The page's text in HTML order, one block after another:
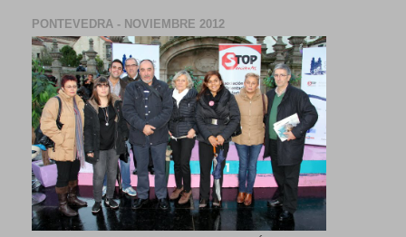
PONTEVEDRA - NOVIEMBRE 2012